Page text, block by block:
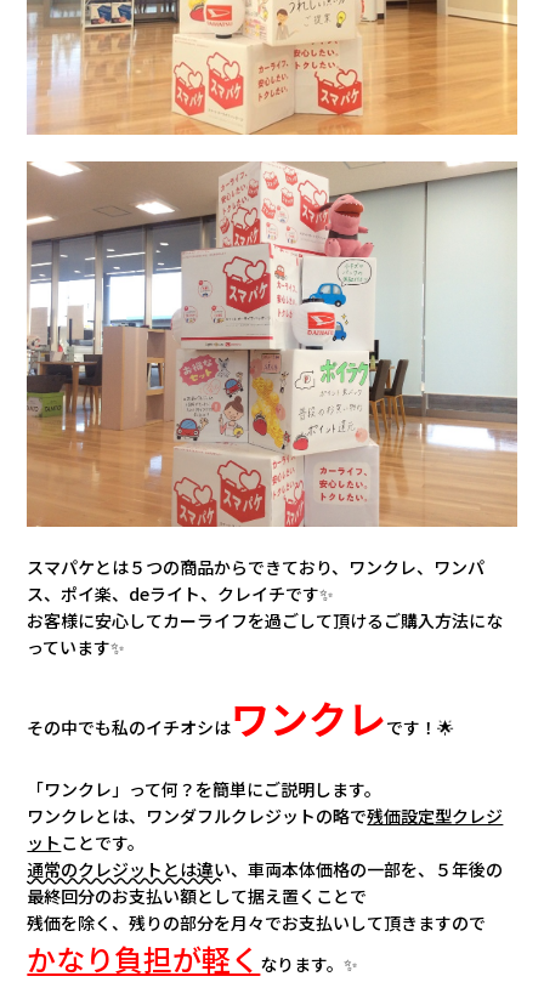
スマパケとは５つの商品からできており、ワンクレ、ワンパ
ス、ポイ楽、deライト、クレイチです✨
お客様に安心してカーライフを過ごして頂けるご購入方法にな
っています✨
その中でも私のイチオシはワンクレです！🌟
「ワンクレ」って何？を簡単にご説明します。
ワンクレとは、ワンダフルクレジットの略で残価設定型クレジ
ット ことです。
通常のクレジットとは違い、車両本体価格の一部を、５年後の
最終回分のお支払い額として据え置くことで
残価を除く、残りの部分を月々でお支払いして頂きますので
かなり負担が軽く なります。✨